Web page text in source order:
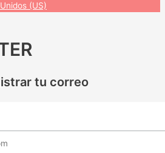
(US)
tu correo